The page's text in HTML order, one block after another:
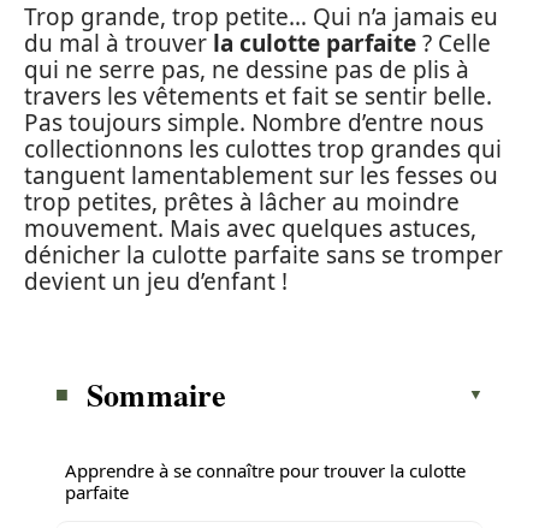
Trop grande, trop petite… Qui n’a jamais eu
du mal à trouver la culotte parfaite? Celle
qui ne serre pas, ne dessine pas de plis à
travers les vêtements et fait se sentir belle.
Pas toujours simple. Nombre d’entre nous
collectionnons les culottes trop grandes qui
tanguent lamentablement sur les fesses ou
trop petites, prêtes à lâcher au moindre
mouvement. Mais avec quelques astuces,
dénicher la culotte parfaite sans se tromper
devient un jeu d’enfant !
Sommaire
Apprendre à se connaître pour trouver la culotte
parfaite